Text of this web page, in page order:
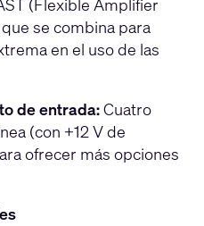
se combina para
en el uso de las
de entrada:Cuatro
(con +12 V de
ofrecer más opciones